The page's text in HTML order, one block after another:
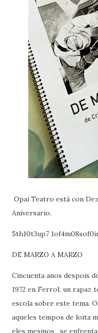
Opaí Teatro está con
Aniversario.
5th10t3up7
DE MARZO A MARZO
Cincuenta anos despois
1972 en Ferrol, un rapaz
escola sobre este tema.
aqueles tempos de loita
eles mesmos, se